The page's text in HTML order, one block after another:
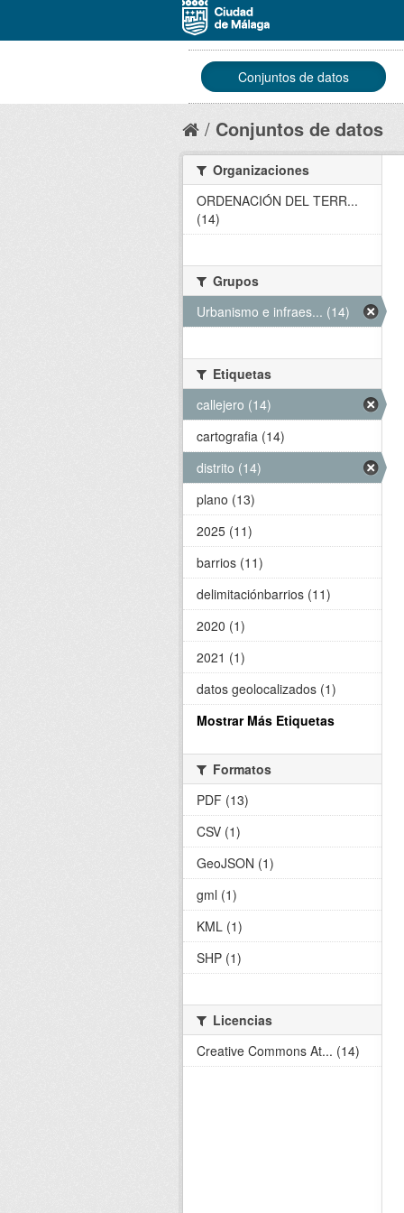
Conjuntos de datos
Conjuntos de datos
Organizaciones
ORDENACIÓN DEL TERR...
(14)
Grupos
Urbanismo e infraes... (14)
Etiquetas
callejero (14)
cartografia (14)
distrito (14)
plano (13)
2025 (11)
barrios (11)
delimitaciónbarrios (11)
2020 (1)
2021 (1)
datos geolocalizados (1)
Mostrar Más Etiquetas
Formatos
PDF (13)
CSV (1)
GeoJSON (1)
gml (1)
KML (1)
SHP (1)
Licencias
Creative Commons At... (14)